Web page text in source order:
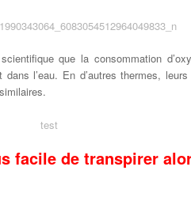
que la consommation
l’eau. En d’autres thermes,
facile de transpirer